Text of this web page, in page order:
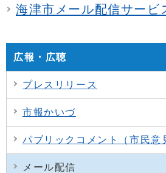
海津市メール配信サービ
広報・広聴
プレスリリース
市報かいづ
パブリックコメント（市民意
メール配信